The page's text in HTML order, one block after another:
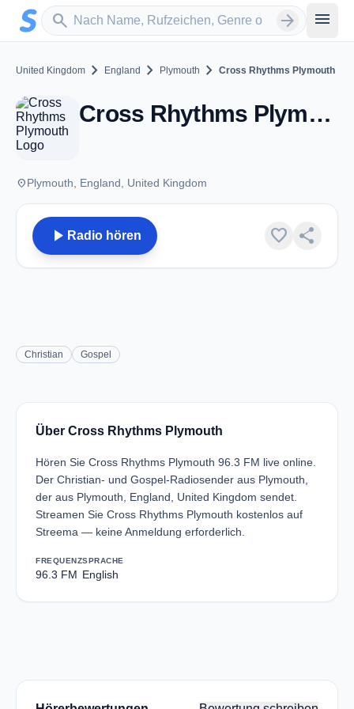
Zum Hauptinhalt springen
search
Sender suchen arrow_forward menu
United Kingdom chevron_right England chevron_right Plymouth chevron_right Cross Rhythms Plymouth
Cross Rhythms Plymouth - FM 96.3 - Plymouth
placePlymouth, England, United Kingdom
play_arrow Radio hören favorite share
Christian Gospel
Über Cross Rhythms Plymouth
Hören Sie Cross Rhythms Plymouth 96.3 FM live online.
Der Christian- und Gospel-Radiosender aus Plymouth,
der aus Plymouth, England, United Kingdom sendet.
Streamen Sie Cross Rhythms Plymouth kostenlos auf
Streema — keine Anmeldung erforderlich.
FREQUENZ
96.3 FM
SPRACHE
English